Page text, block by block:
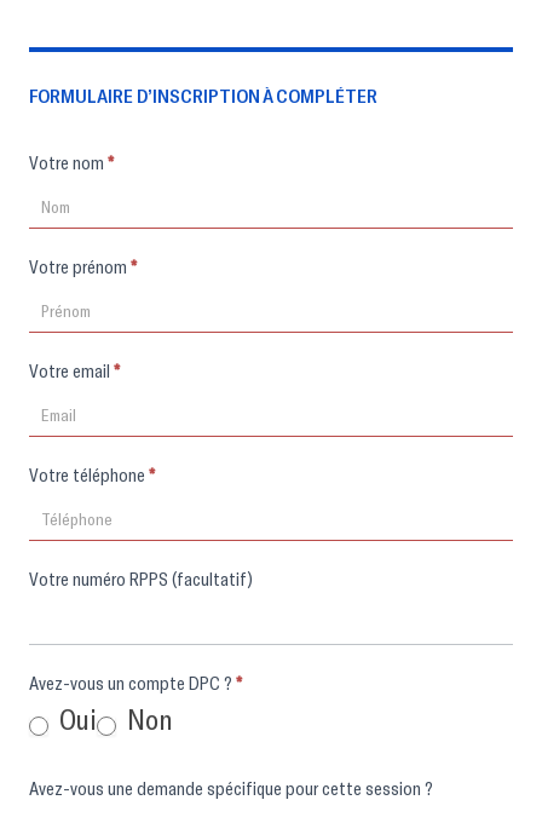
FORMULAIRE D’INSCRIPTION À COMPLÉTER
Formulaire
Votre nom *
Votre prénom *
Votre email *
Votre téléphone *
Votre numéro RPPS (facultatif)
Avez-vous un compte DPC ? *
Oui Non
Avez-vous une demande spécifique pour cette session ?